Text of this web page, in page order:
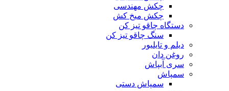
چکش مهندسی
چکش میخ کش
دستگاه چاقو تیز کن
سنگ چاقو تیز کن
دیلم و تایلیور
روغن دان
سری آبپاش
سمپاش
سمپاش دستی